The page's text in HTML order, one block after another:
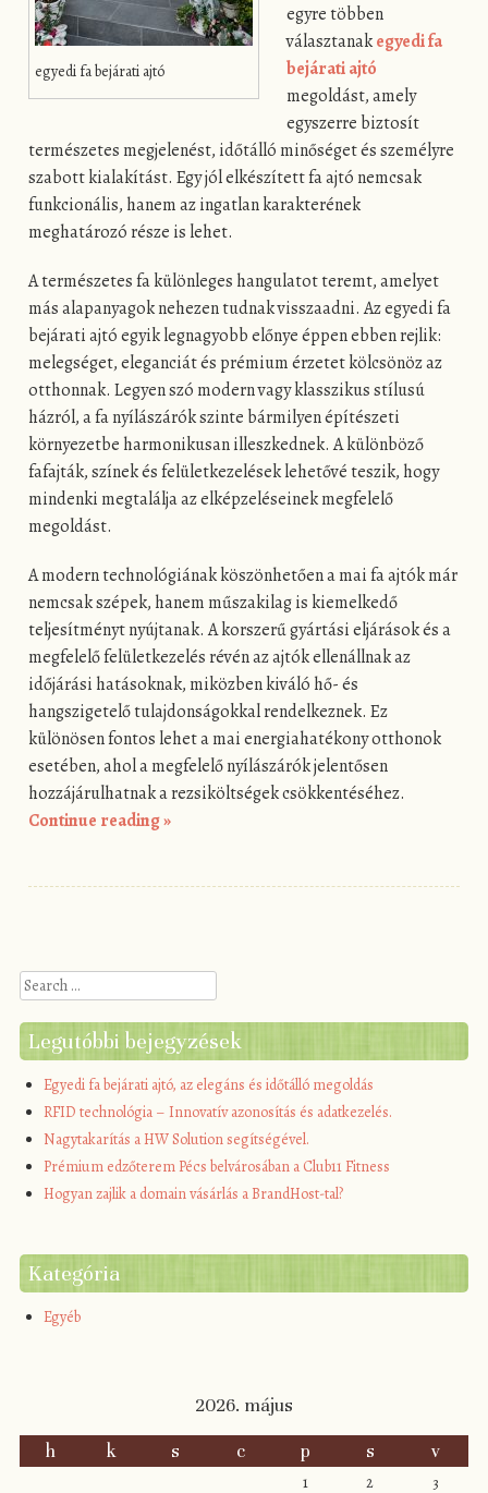
egyedi fa bejárati ajtó
egyre többen
választanakegyedi fa
bejárati ajtó
megoldást, amely
egyszerre biztosít
természetes megjelenést, időtálló minőséget és személyre
szabott kialakítást. Egy jól elkészített fa ajtó nemcsak
funkcionális, hanem az ingatlan karakterének
meghatározó része is lehet.
A természetes fa különleges hangulatot teremt, amelyet
más alapanyagok nehezen tudnak visszaadni. Az egyedi fa
bejárati ajtó egyik legnagyobb előnye éppen ebben rejlik:
melegséget, eleganciát és prémium érzetet kölcsönöz az
otthonnak. Legyen szó modern vagy klasszikus stílusú
házról, a fa nyílászárók szinte bármilyen építészeti
környezetbe harmonikusan illeszkednek. A különböző
fafajták, színek és felületkezelések lehetővé teszik, hogy
mindenki megtalálja az elképzeléseinek megfelelő
megoldást.
A modern technológiának köszönhetően a mai fa ajtók már
nemcsak szépek, hanem műszakilag is kiemelkedő
teljesítményt nyújtanak. A korszerű gyártási eljárások és a
megfelelő felületkezelés révén az ajtók ellenállnak az
időjárási hatásoknak, miközben kiváló hő- és
hangszigetelő tulajdonságokkal rendelkeznek. Ez
különösen fontos lehet a mai energiahatékony otthonok
esetében, ahol a megfelelő nyílászárók jelentősen
hozzájárulhatnak a rezsiköltségek csökkentéséhez.
Continue reading»
Search
Legutóbbi bejegyzések
Egyedi fa bejárati ajtó, az elegáns és időtálló megoldás
RFID technológia – Innovatív azonosítás és adatkezelés.
Nagytakarítás a HW Solution segítségével.
Prémium edzőterem Pécs belvárosában a Club11 Fitness
Hogyan zajlik a domain vásárlás a BrandHost-tal?
Kategória
Egyéb
2026. május
h
k s c p s v
1 2 3